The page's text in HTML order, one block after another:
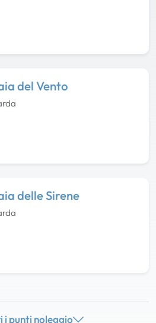
del Vento
delle Sirene
i punti noleggio